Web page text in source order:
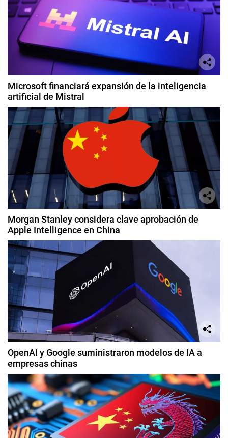
Microsoft financiará expansión de la inteligencia
artificial de Mistral
Morgan Stanley considera clave aprobación de
Apple Intelligence en China
OpenAI y Google suministraron modelos de IA a
empresas chinas